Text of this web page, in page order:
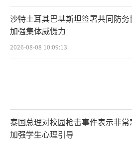
沙特土耳其巴基斯坦签署共同防务
加强集体威慑力
2026-08-08 10:09:13
泰国总理对校园枪击事件表示非常
加强学生心理引导